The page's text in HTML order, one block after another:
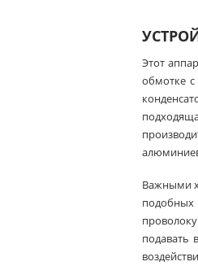
Этот
обмотке
Важными
подавать